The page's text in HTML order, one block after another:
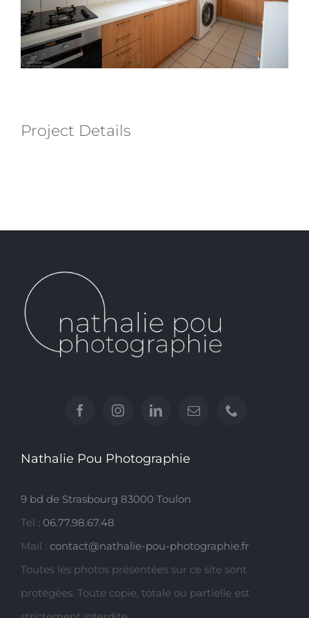
Project Details
Nathalie Pou Photographie
9 bd de Strasbourg 83000 Toulon
Tel : 06.77.98.67.48
Mail : contact@nathalie-pou-photographie.fr
Toutes les photos présentées sur ce site sont
protégées. Toute copie, totale ou partielle est